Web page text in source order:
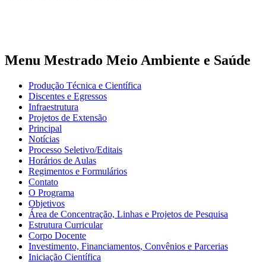
Menu Mestrado Meio Ambiente e Saúde
Produção Técnica e Científica
Discentes e Egressos
Infraestrutura
Projetos de Extensão
Principal
Notícias
Processo Seletivo/Editais
Horários de Aulas
Regimentos e Formulários
Contato
O Programa
Objetivos
Área de Concentração, Linhas e Projetos de Pesquisa
Estrutura Curricular
Corpo Docente
Investimento, Financiamentos, Convênios e Parcerias
Iniciação Científica